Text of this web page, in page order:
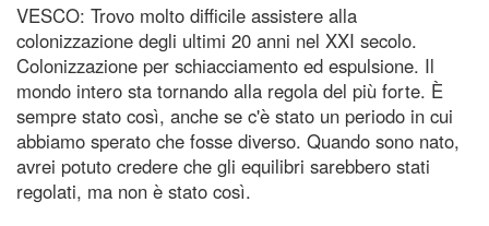
VESCO: Trovo molto difficile assistere alla
colonizzazione degli ultimi 20 anni nel XXI secolo.
Colonizzazione per schiacciamento ed espulsione. Il
mondo intero sta tornando alla regola del più forte. È
sempre stato così, anche se c'è stato un periodo in cui
abbiamo sperato che fosse diverso. Quando sono nato,
avrei potuto credere che gli equilibri sarebbero stati
regolati, ma non è stato così.